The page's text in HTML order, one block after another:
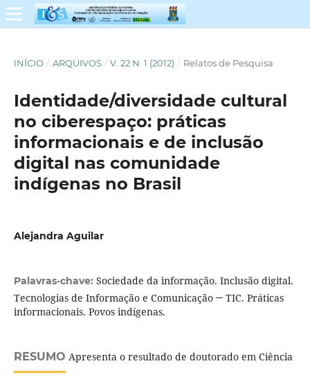
INÍCIO / ARQUIVOS / V. 22 N. 1 (2012) / Relatos de Pesquisa
Identidade/diversidade cultural
no ciberespaço: práticas
informacionais e de inclusão
digital nas comunidade
indígenas no Brasil
Alejandra Aguilar
Palavras-chave: Sociedade da informação. Inclusão digital.
Tecnologias de Informação e Comunicação ─ TIC. Práticas
informacionais. Povos indígenas.
RESUMO Apresenta o resultado de doutorado em Ciência